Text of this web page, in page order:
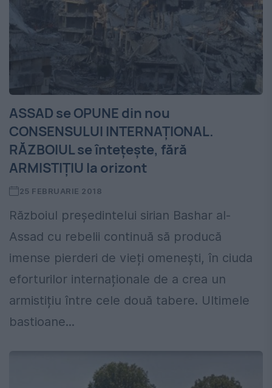
ASSAD se OPUNE din nou
CONSENSULUI INTERNAȚIONAL.
RĂZBOIUL se întețește, fără
ARMISTIȚIU la orizont
25 FEBRUARIE 2018
Războiul președintelui sirian Bashar al-
Assad cu rebelii continuă să producă
imense pierderi de vieți omenești, în ciuda
eforturilor internaționale de a crea un
armistițiu între cele două tabere. Ultimele
bastioane...